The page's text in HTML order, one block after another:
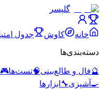
گلپسر
خانه کاوش جدول
دسته‌بندی‌ها
🔮فال و طالع‌بینی🧠تست‌ها🎮
🍳 آشپزی🔧 ابزارها